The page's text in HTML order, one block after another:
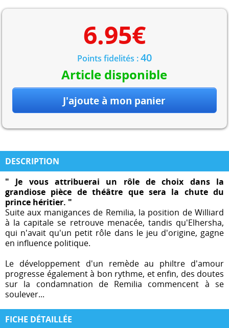
6.95€
Points fidelités :40
Article disponible
DESCRIPTION
" Je vous attribuerai un rôle de choix dans la
grandiose pièce de théâtre que sera la chute du
prince héritier. "
Suite aux manigances de Remilia, la position de Williard
à la capitale se retrouve menacée, tandis qu'Elhersha,
qui n'avait qu'un petit rôle dans le jeu d'origine, gagne
en influence politique.
Le développement d'un remède au philtre d'amour
progresse également à bon rythme, et enfin, des doutes
sur la condamnation de Remilia commencent à se
soulever...
FICHE DÉTAILLÉE